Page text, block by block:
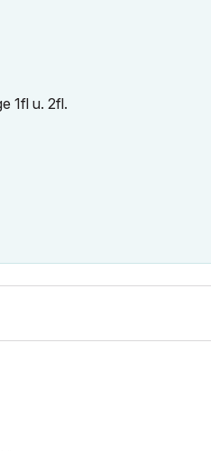
1fl u. 2fl.